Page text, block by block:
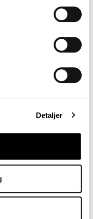
Detaljer
behandles
oppklaring
av GDPR
er
for å ivareta
til andre